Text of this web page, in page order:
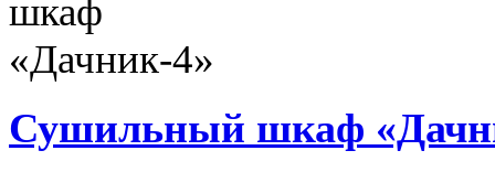
Сушильный шкаф